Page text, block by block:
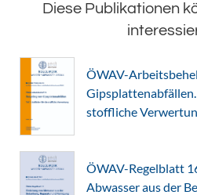
Diese Publikationen
ÖWAV-
stoffliche
ÖWAV-Regelblatt
Abwasser aus der